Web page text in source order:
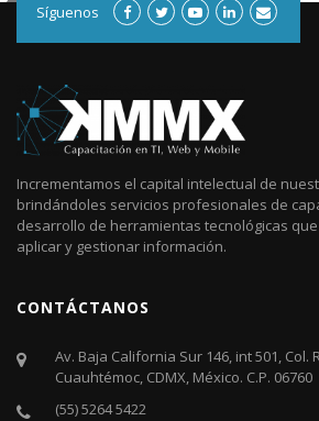
Síguenos
Incrementamos el capital intelectual de
brindándoles servicios profesionales de
desarrollo de herramientas tecnológicas
aplicar y gestionar información.
CONTÁCTANOS
Av. Baja California Sur 146, int 501, Col.
Cuauhtémoc, CDMX, México. C.P. 06760​
(55) 5264 5422